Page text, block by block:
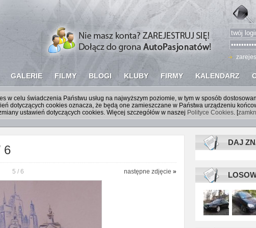
GALERIE FILMY BLOGI KLUBY FIRMY KALENDARZ
w celu świadczenia Państwu usług na najwyższym poziomie, w tym w sposób
dotyczących cookies oznacza, że będą one zamieszczane w Państwa urządzeniu
ustawień dotyczących cookies. Więcej szczegółów w naszej Polityce Cookies. [
6
5 / 6 następne zdjęcie »
DAJ